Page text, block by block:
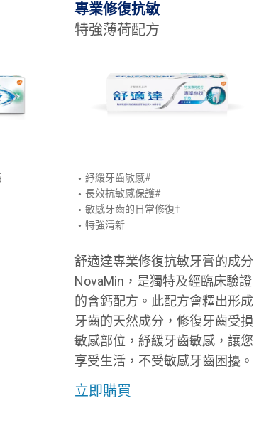
專業修復抗敏
特強薄荷配方
紓緩牙齒敏感#
長效抗敏感保護#
敏感牙齒的日常修復†
特強清新
舒適達專業修復抗敏牙膏的成分
NovaMin，是獨特及經臨床驗證
的含鈣配方。此配方會釋出形成
牙齒的天然成分，修復牙齒受損
敏感部位，紓緩牙齒敏感，讓您
享受生活，不受敏感牙齒困擾。
立即購買